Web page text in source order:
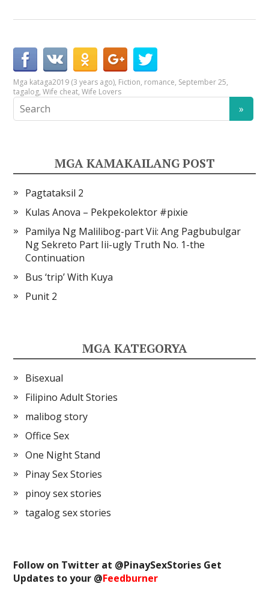
Mga kataga2019 (3 years ago), Fiction, romance, September 25,
tagalog,Wife cheat,Wife Lovers
MGA KAMAKAILANG POST
Pagtataksil 2
Kulas Anova – Pekpekolektor #pixie
Pamilya Ng Malilibog-part Vii: Ang Pagbubulgar
Ng Sekreto Part Iii-ugly Truth No. 1-the
Continuation
Bus ‘trip’ With Kuya
Punit 2
MGA KATEGORYA
Bisexual
Filipino Adult Stories
malibog story
Office Sex
One Night Stand
Pinay Sex Stories
pinoy sex stories
tagalog sex stories
Follow on Twitter at @PinaySexStories Get
Updates to your @Feedburner